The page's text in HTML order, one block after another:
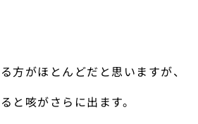
方がほとんどだと思いますが、
と咳がさらに出ます。